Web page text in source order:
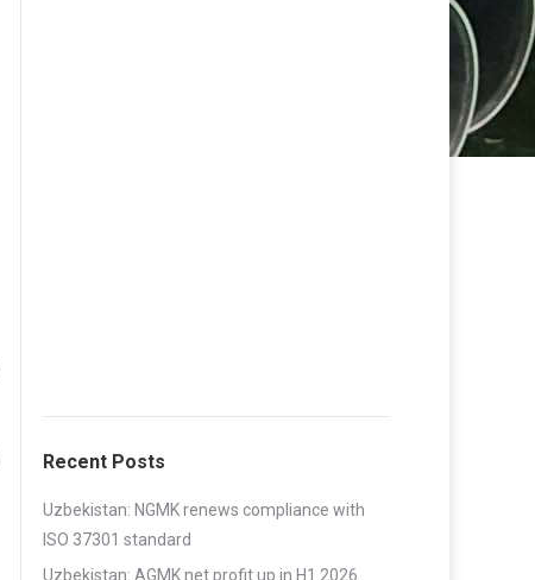
Recent Posts
Uzbekistan: NGMK renews compliance with
ISO 37301 standard
Uzbekistan: AGMK net profit up in H1 2026